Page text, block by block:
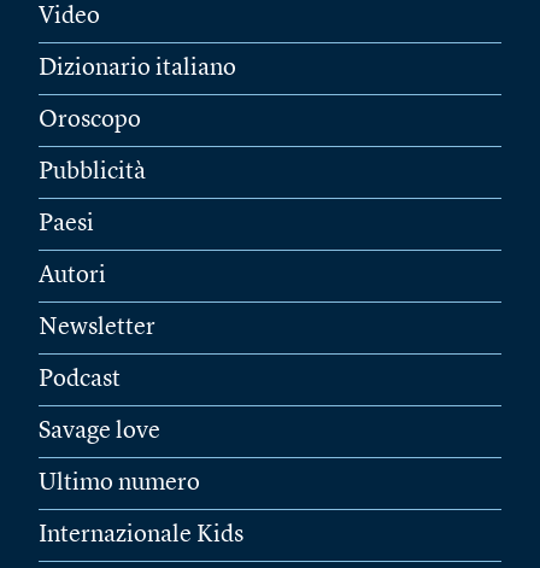
Video
Dizionario italiano
Oroscopo
Pubblicità
Paesi
Autori
Newsletter
Podcast
Savage love
Ultimo numero
Internazionale Kids